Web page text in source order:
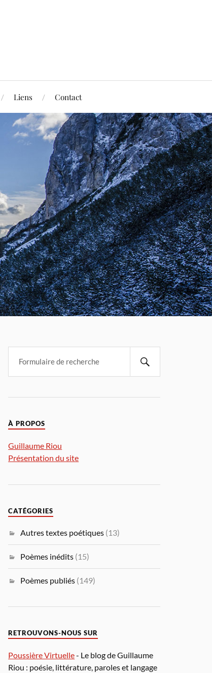
Liens Contact
À PROPOS
Guillaume Riou
Présentation du site
CATÉGORIES
Autres textes poétiques (13)
Poèmes inédits (15)
Poèmes publiés (149)
RETROUVONS-NOUS SUR
Poussière Virtuelle- Le blog de Guillaume
Riou : poésie, littérature, paroles et langage